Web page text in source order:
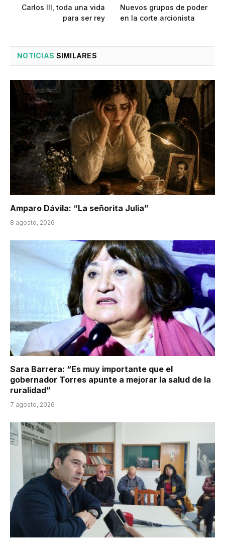
Carlos III, toda una vida
para ser rey
Nuevos grupos de poder
en la corte arcionista
NOTICIAS SIMILARES
Amparo Dávila: “La señorita Julia”
8 agosto, 2026
Sara Barrera: “Es muy importante que el
gobernador Torres apunte a mejorar la salud de la
ruralidad”
7 agosto, 2026